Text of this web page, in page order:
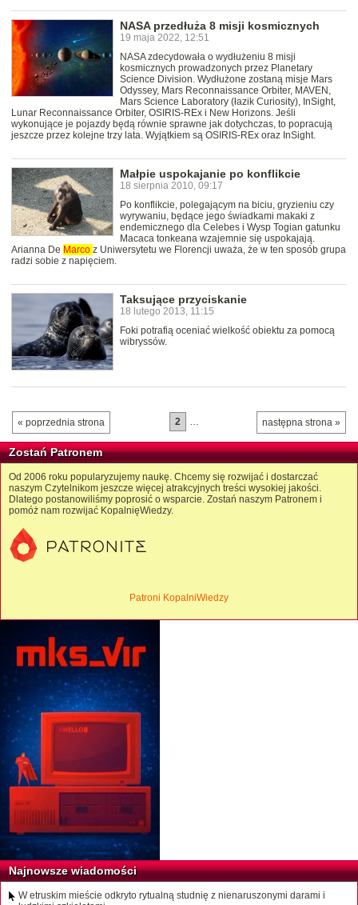
NASA przedłuża 8 misji kosmicznych
19 maja 2022, 12:51
NASA zdecydowała o wydłużeniu 8 misji
kosmicznych prowadzonych przez Planetary
Science Division. Wydłużone zostaną misje Mars
Odyssey, Mars Reconnaissance Orbiter, MAVEN,
Mars Science Laboratory (łazik Curiosity), InSight,
Lunar Reconnaissance Orbiter, OSIRIS-REx i New Horizons. Jeśli
wykonujące je pojazdy będą równie sprawne jak dotychczas, to popracują
jeszcze przez kolejne trzy lata. Wyjątkiem są OSIRIS-REx oraz InSight.
Małpie uspokajanie po konflikcie
18 sierpnia 2010, 09:17
Po konflikcie, polegającym na biciu, gryzieniu czy
wyrywaniu, będące jego świadkami makaki z
endemicznego dla Celebes i Wysp Togian gatunku
Macaca tonkeana wzajemnie się uspokajają.
Arianna De Marco z Uniwersytetu we Florencji uważa, że w ten sposób grupa
radzi sobie z napięciem.
Taksujące przyciskanie
18 lutego 2013, 11:15
Foki potrafią oceniać wielkość obiektu za pomocą
wibryssów.
« poprzednia strona następna strona »
2 …
Zostań Patronem
Od 2006 roku popularyzujemy naukę. Chcemy się rozwijać i dostarczać
naszym Czytelnikom jeszcze więcej atrakcyjnych treści wysokiej jakości.
Dlatego postanowiliśmy poprosić o wsparcie. Zostań naszym Patronem i
pomóż nam rozwijać KopalnięWiedzy.
Patroni KopalniWiedzy
Najnowsze wiadomości
W etruskim mieście odkryto rytualną studnię z nienaruszonymi darami i